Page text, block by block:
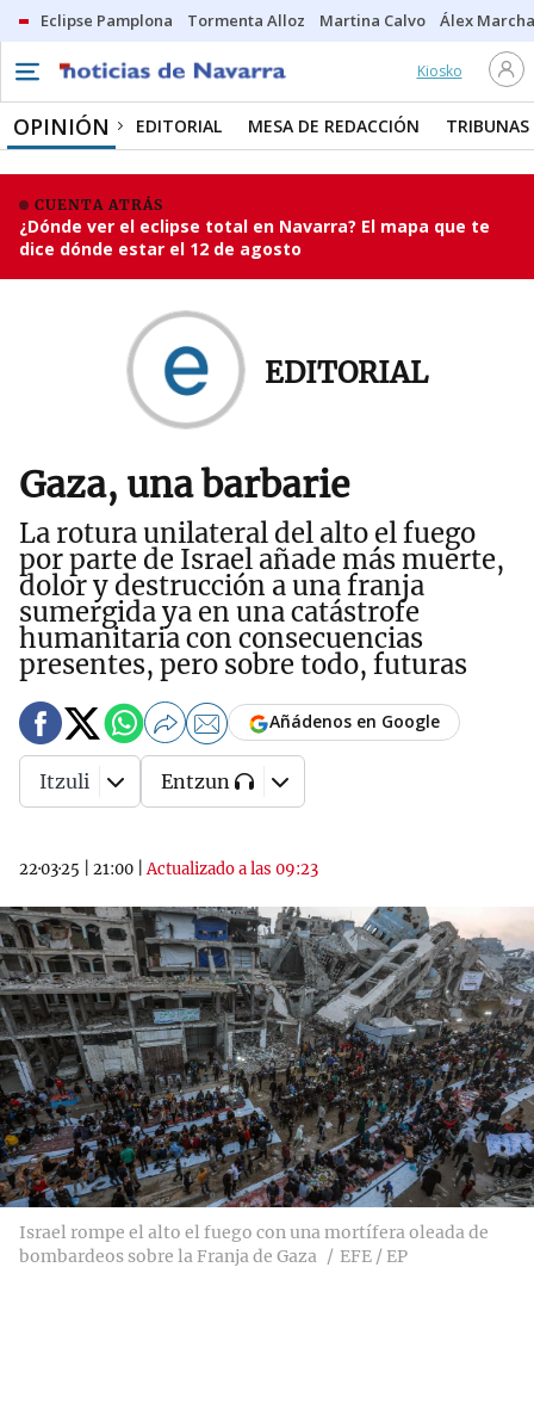
Eclipse Pamplona Tormenta Alloz Martina Calvo Álex
Kiosko
OPINIÓN EDITORIAL MESA DE REDACCIÓN TRIBUNAS
CUENTA ATRÁS
¿Dónde ver el eclipse total en Navarra? El mapa que te
dice dónde estar el 12 de agosto
EDITORIAL
Gaza, una barbarie
La rotura unilateral del alto el fuego
por parte de Israel añade más muerte,
dolor y destrucción a una franja
sumergida ya en una catástrofe
humanitaria con consecuencias
presentes, pero sobre todo, futuras
22·03·25 21:00 |Actualizado a las 09:23
Añádenos en Google
Itzuli Entzun
Israel rompe el alto el fuego con una mortífera oleada de
bombardeos sobre la Franja de Gaza
EFE / EP